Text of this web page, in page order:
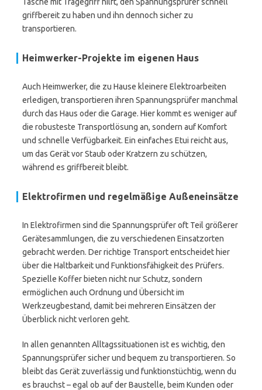
griffbereit zu haben und ihn dennoch sicher zu
transportieren.
Heimwerker-Projekte im eigenen Haus
Auch Heimwerker, die zu Hause kleinere Elektroarbeiten
erledigen, transportieren ihren Spannungsprüfer manchmal
durch das Haus oder die Garage. Hier kommt es weniger auf
die robusteste Transportlösung an, sondern auf Komfort
und schnelle Verfügbarkeit. Ein einfaches Etui reicht aus,
um das Gerät vor Staub oder Kratzern zu schützen,
während es griffbereit bleibt.
Elektrofirmen und regelmäßige Außeneinsätze
In Elektrofirmen sind die Spannungsprüfer oft Teil größerer
Gerätesammlungen, die zu verschiedenen Einsatzorten
gebracht werden. Der richtige Transport entscheidet hier
über die Haltbarkeit und Funktionsfähigkeit des Prüfers.
Spezielle Koffer bieten nicht nur Schutz, sondern
ermöglichen auch Ordnung und Übersicht im
Werkzeugbestand, damit bei mehreren Einsätzen der
Überblick nicht verloren geht.
In allen genannten Alltagssituationen ist es wichtig, den
Spannungsprüfer sicher und bequem zu transportieren. So
bleibt das Gerät zuverlässig und funktionstüchtig, wenn du
es brauchst – egal ob auf der Baustelle, beim Kunden oder